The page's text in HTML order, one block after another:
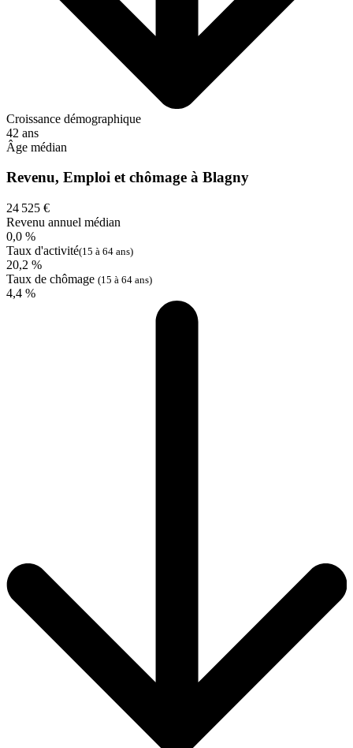
Croissance démographique
42 ans
Âge médian
Revenu, Emploi et chômage à Blagny
24 525 €
Revenu annuel médian
0,0 %
Taux d'activité(15 à 64 ans)
20,2 %
Taux de chômage (15 à 64 ans)
4,4 %